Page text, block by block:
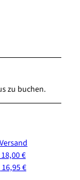
zu buchen.
€
€